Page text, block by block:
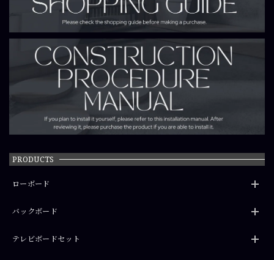
PRODUCTS
ローボード
バックボード
テレビボードセット